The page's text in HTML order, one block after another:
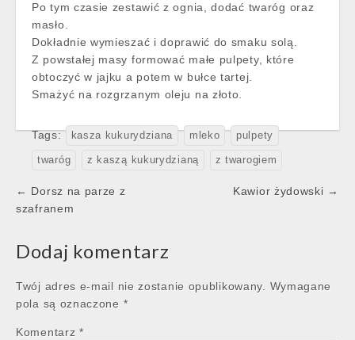
Po tym czasie zestawić z ognia, dodać twaróg oraz
masło.
Dokładnie wymieszać i doprawić do smaku solą.
Z powstałej masy formować małe pulpety, które
obtoczyć w jajku a potem w bułce tartej.
Smażyć na rozgrzanym oleju na złoto.
Tags: kasza kukurydziana mleko pulpety
twaróg z kaszą kukurydzianą z twarogiem
Post
navigation
← Dorsz na parze z
szafranem
Kawior żydowski →
Dodaj komentarz
Twój adres e-mail nie zostanie opublikowany.
Wymagane
pola są oznaczone *
Komentarz *